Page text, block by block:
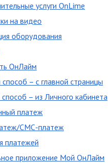
услуги OnLime
на видео
оборудования
ОнЛайм
– с главной страницы
– из Личного кабинета
платеж
СМС-платеж
платежей
приложение Мой ОнЛайм